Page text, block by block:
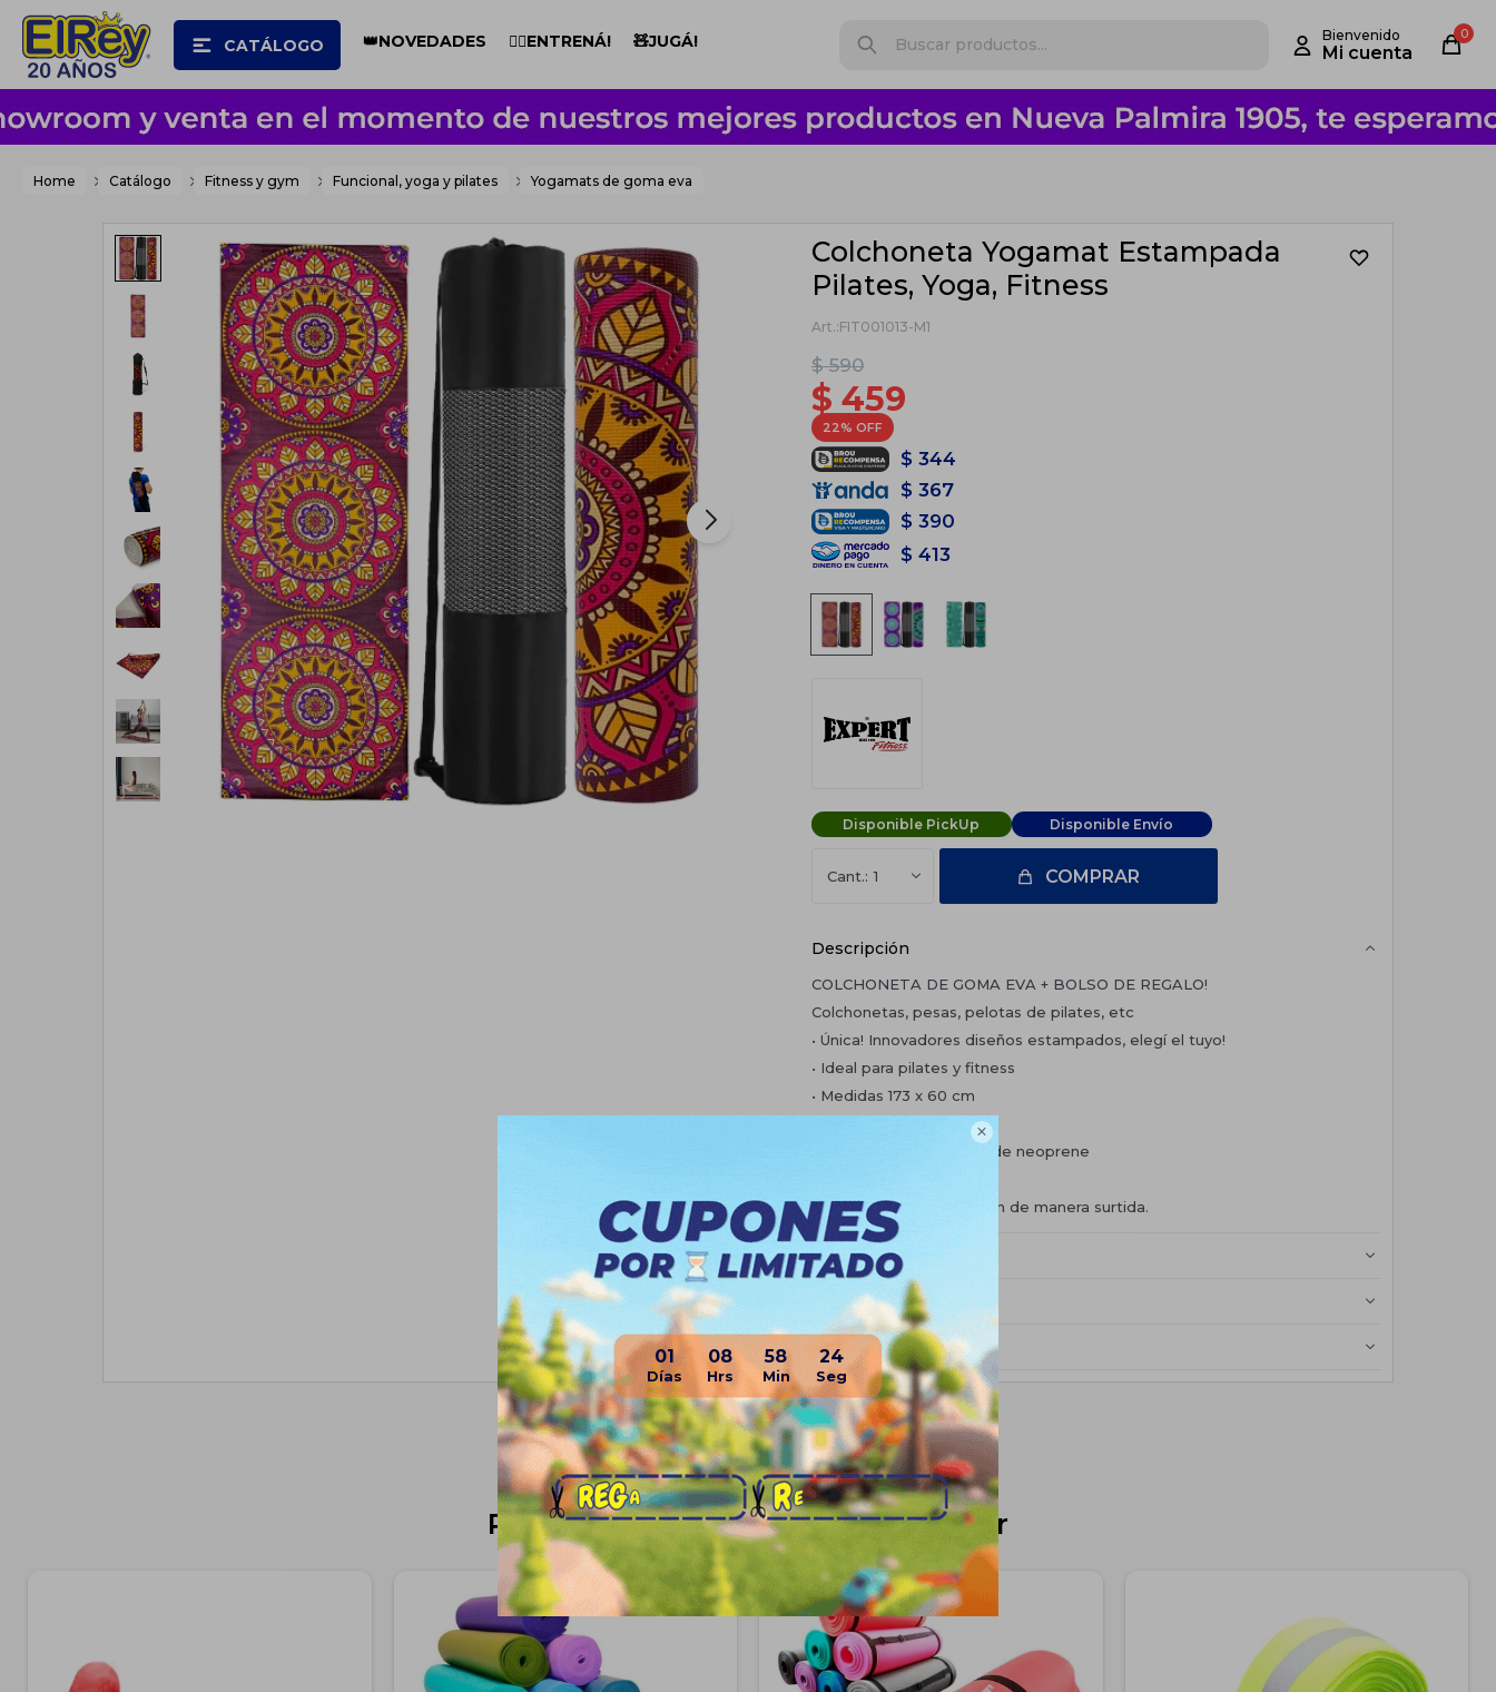

01 08 58 23
CATÁLOGO 👑NOVEDADES 🏋️‍♂️ENTRENÁ! 🧸JUGÁ! 0
Home Catálogo Fitness y gym Funcional, yoga y pilates Yogamats de goma eva
Colchoneta Yogamat Estampada
Pilates, Yoga, Fitness
FIT001013-M1
$ 590
$ 459
22
$ 344
$ 367
$ 390
$ 413
Disponible PickUp Disponible Envío
1 COMPRAR
Descripción
COLCHONETA DE GOMA EVA + BOLSO DE REGALO!
Colchonetas, pesas, pelotas de pilates, etc
• Única! Innovadores diseños estampados, elegí el tuyo!
• Ideal para pilates y fitness
• Medidas 173 x 60 cm
• Espesor 6mm, la mejor!
• Textura antideslizante de neoprene
• Fácilmente de enrollar
• Varios diseños, se envían de manera surtida.
Planes de cuotas
Envíos
Medios de pago
Productos que te pueden interesar